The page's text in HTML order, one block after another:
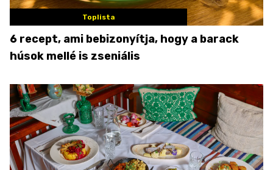
Toplista
6 recept, ami bebizonyítja, hogy a barack
húsok mellé is zseniális